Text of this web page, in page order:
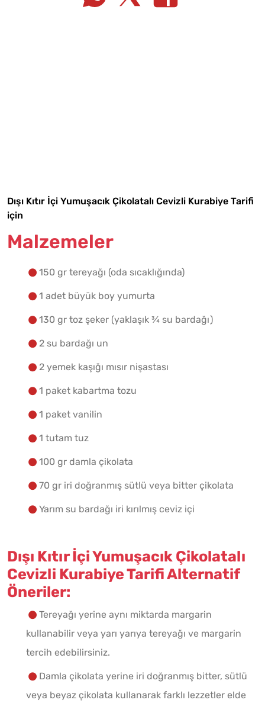
Tarif Defterime Kaydet
Malzemelere Geç
Dışı Kıtır İçi Yumuşacık Çikolatalı Cevizli Kurabiye Tarifi
için
Malzemeler
150 gr tereyağı (oda sıcaklığında)
1 adet büyük boy yumurta
130 gr toz şeker (yaklaşık ¾ su bardağı)
2 su bardağı un
2 yemek kaşığı mısır nişastası
1 paket kabartma tozu
1 paket vanilin
1 tutam tuz
100 gr damla çikolata
70 gr iri doğranmış sütlü veya bitter çikolata
Yarım su bardağı iri kırılmış ceviz içi
Dışı Kıtır İçi Yumuşacık Çikolatalı
Cevizli Kurabiye Tarifi Alternatif
Öneriler:
Tereyağı yerine aynı miktarda margarin
kullanabilir veya yarı yarıya tereyağı ve margarin
tercih edebilirsiniz.
Damla çikolata yerine iri doğranmış bitter, sütlü
veya beyaz çikolata kullanarak farklı lezzetler elde